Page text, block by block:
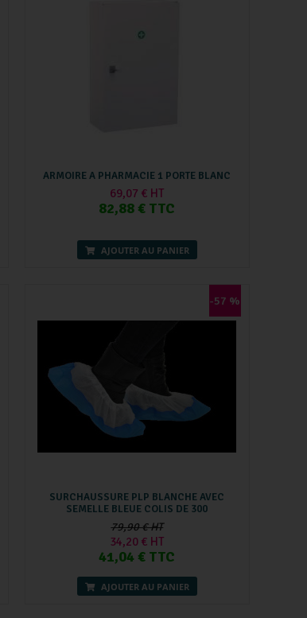
ARMOIRE A PHARMACIE 1 PORTE BLANC
69,07 € HT
82,88 € TTC
AJOUTER AU PANIER
-57 %
SURCHAUSSURE PLP BLANCHE AVEC
SEMELLE BLEUE COLIS DE 300
79,90 € HT
34,20 € HT
41,04 € TTC
AJOUTER AU PANIER